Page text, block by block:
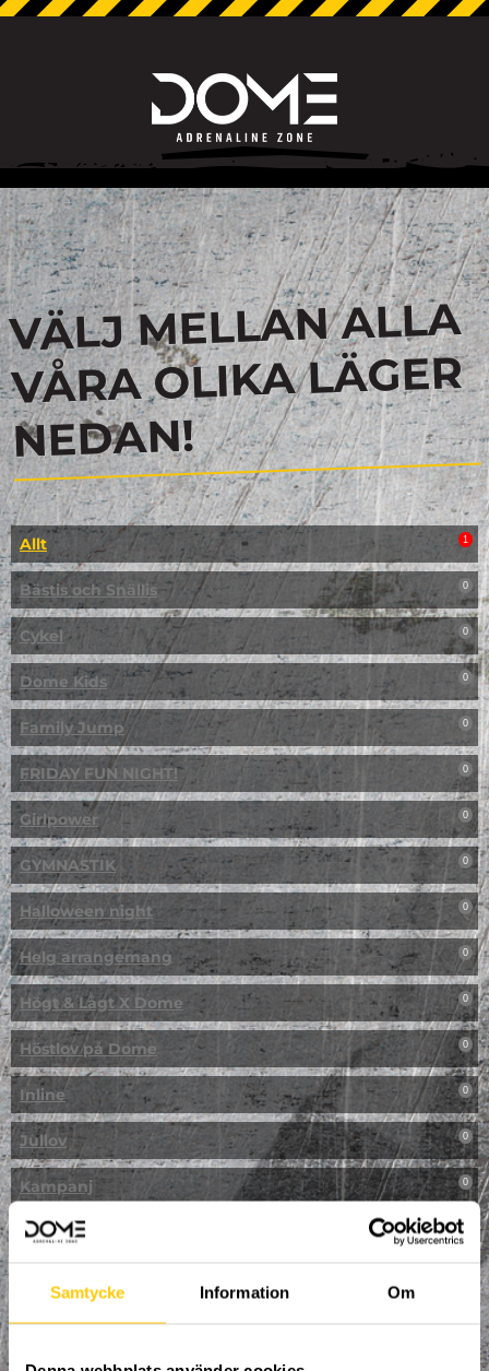
Samtycke Information Om
VÄLJ MELLAN ALLA
VÅRA OLIKA LÄGER
NEDAN!
Allt 1
Bästis och Snällis 0
Cykel 0
Dome Kids 0
Family Jump 0
FRIDAY FUN NIGHT! 0
Girlpower 0
GYMNASTIK 0
Halloween night 0
Helg arrangemang 0
Högt & Lågt X Dome 0
Höstlov på Dome 0
Inline 0
Jullov 0
Kampanj 0
Kickbike 0
Klättring